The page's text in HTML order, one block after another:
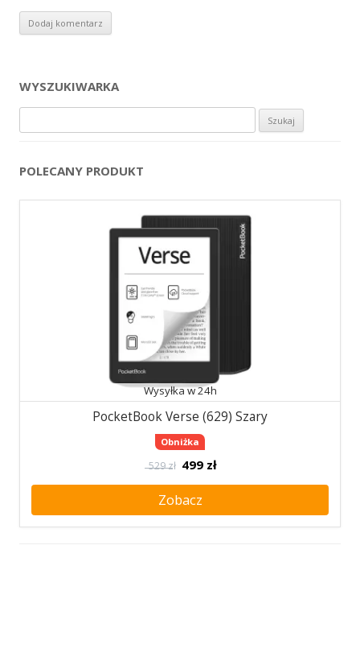
WYSZUKIWARKA
POLECANY PRODUKT
Wysyłka w 24h
PocketBook Verse (629) Szary
Obniżka
529 zł 499 zł
Zobacz